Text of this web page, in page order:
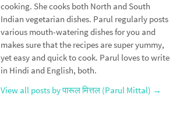
cooking. She cooks both North and South
Indian vegetarian dishes. Parul regularly posts
various mouth-watering dishes for you and
makes sure that the recipes are super yummy,
yet easy and quick to cook. Parul loves to write
in Hindi and English, both.
View all posts by पारूल मित्तल (Parul Mittal) →